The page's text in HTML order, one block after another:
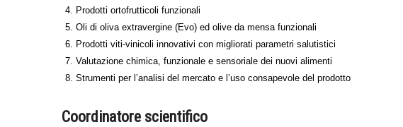
Prodotti ortofrutticoli funzionali
Oli di oliva extravergine (Evo) ed olive da mensa funzionali
Prodotti viti-vinicoli innovativi con migliorati parametri salutistici
Valutazione chimica, funzionale e sensoriale dei nuovi alimenti
Strumenti per l’analisi del mercato e l’uso consapevole del prodotto
Coordinatore scientifico